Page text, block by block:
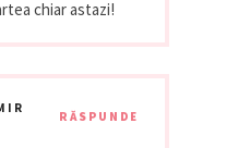
chiar astazi!
RĂSPUNDE